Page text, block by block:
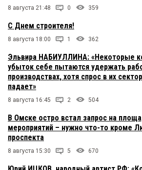
8 августа 21:48 0 359
С Днем строителя!
8 августа 18:00 1 362
Эльвира НАБИУЛЛИНА: «Некоторые
убыток себе пытаются удержать
производствах, хотя спрос в их
падает»
8 августа 16:45 2 504
В Омске остро встал запрос на
мероприятий – нужно что-то кроме
проспекта
8 августа 15:30 5 670